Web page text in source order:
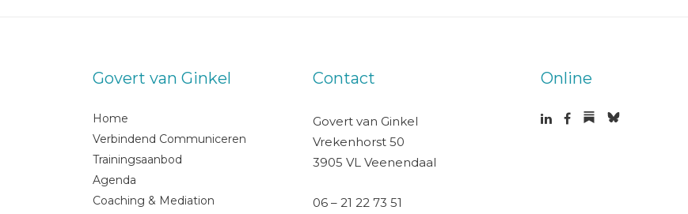
Govert van Ginkel
Home
Verbindend Communiceren
Trainingsaanbod
Agenda
Coaching & Mediation
Contact
Govert van Ginkel
Vrekenhorst 50
3905 VL Veenendaal
06 – 21 22 73 51
Online